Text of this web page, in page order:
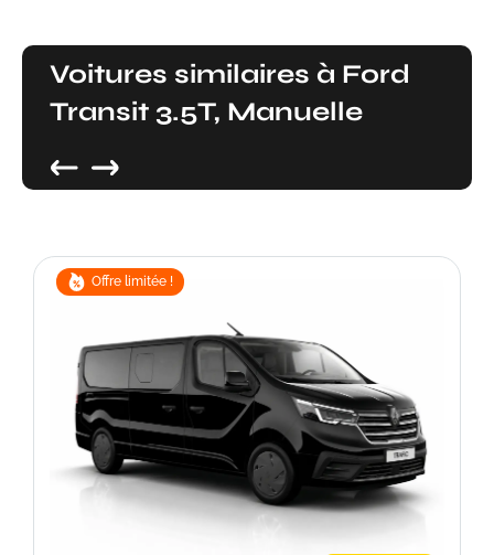
Voitures similaires à Ford
Transit 3.5T, Manuelle
Offre limitée !